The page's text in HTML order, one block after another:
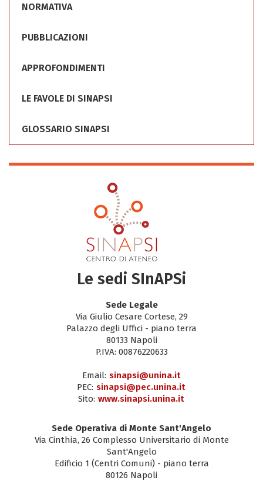
NORMATIVA
PUBBLICAZIONI
APPROFONDIMENTI
LE FAVOLE DI SINAPSI
GLOSSARIO SINAPSI
Le sedi SInAPSi
Sede Legale
Via Giulio Cesare Cortese, 29
Palazzo degli Uffici - piano terra
80133 Napoli
P.IVA: 00876220633
Email: sinapsi@unina.it
PEC: sinapsi@pec.unina.it
Sito: www.sinapsi.unina.it
Sede Operativa di Monte Sant'Angelo
Via Cinthia, 26 Complesso Universitario di Monte
Sant'Angelo
Edificio 1 (Centri Comuni) - piano terra
80126 Napoli